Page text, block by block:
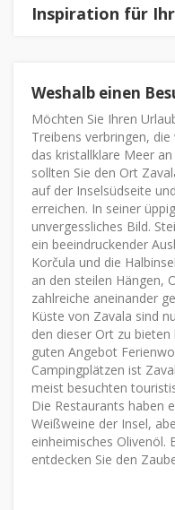
Inspiration für
Weshalb einen
Möchten Sie Ihren
Treibens verbringen,
das kristallklare Meer
sollten Sie den Ort
auf der Inselsüdseite
erreichen. In seiner
unvergessliches Bild.
ein beeindruckender
Korčula und die
an den steilen Hängen,
zahlreiche aneinander
Küste von Zavala sind
den dieser Ort zu
guten Angebot
Campingplätzen ist
meist besuchten
Die Restaurants haben
Weißweine der Insel,
einheimisches Olivenöl.
entdecken Sie den